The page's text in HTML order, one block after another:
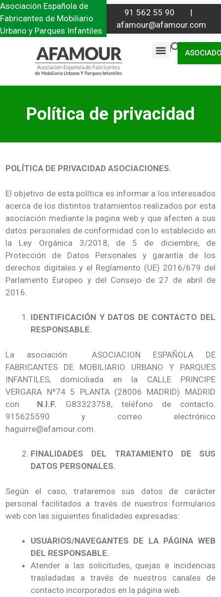
Asociación Española de
Fabricantes de Mobiliario
Urbano y Parques Infantiles
91 562 55 90 |
afamour@afamour.com
|
Política de privacidad
POLÍTICA DE PRIVACIDAD ASOCIACIONES.
El objetivo de esta política es informar a los interesados
acerca de los distintos tratamientos realizados por esta
asociación mediante la pagina web y que afecten a sus
datos personales de conformidad con lo establecido en
la Ley Orgánica 3/2018, de 5 de diciembre, de
Protección de Datos Personales y garantía de los
derechos digitales y el Reglamento (UE) 2016/679 del
Parlamento Europeo y del Consejo de 27 de abril de
2016.
IDENTIFICACIÓN Y DATOS DE CONTACTO DEL
RESPONSABLE.
La asociación ASOCIACION ESPAÑOLA DE
FABRICANTES DE MOBILIARIO URBANO Y PARQUES
INFANTILES, domiciliada en la CALLE PRINCIPE
VERGARA Nº74 5 PLANTA (28006 MADRID) MADRID
con N.I.F.
G83323758, teléfono de contacto:
915625590 y correo electrónico
haguirre@afamour.com.
FINALIDADES DEL TRATAMIENTO DE SUS
DATOS PERSONALES.
Según el caso, trataremos sus datos de carácter
personal facilitados a través de nuestros formularios
web con las siguientes finalidades expresadas:
USUARIOS/NAVEGANTES DE LA PÁGINA WEB
DEL RESPONSABLE.
Atender a las solicitudes, quejas e incidencias
trasladadas a través de nuestros canales de
contacto incorporados en la página web.